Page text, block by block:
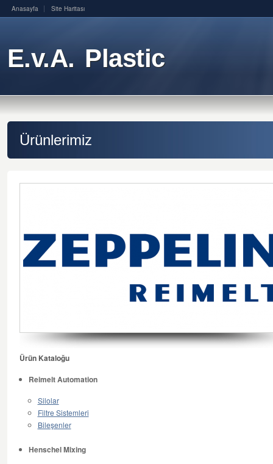
Anasayfa Site Haritası
E.v.A. Plastic
Ürünlerimiz
Ürün Kataloğu
Reimelt Automation
Silolar
Filtre Sistemleri
Bileşenler
Henschel Mixing